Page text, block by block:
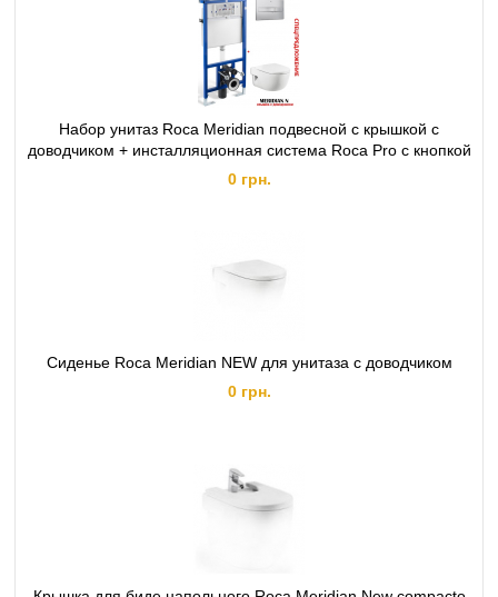
Набор унитаз Roca Meridian подвесной с крышкой с
доводчиком + инсталляционная система Roca Pro с кнопкой
0 грн.
Сиденье Roca Meridian NEW для унитаза с доводчиком
0 грн.